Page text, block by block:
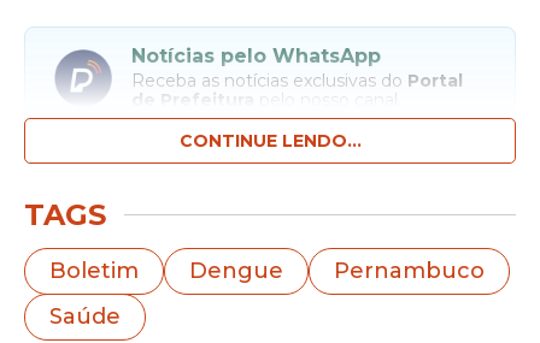
Notícias pelo WhatsApp
Receba as notícias exclusivas do Portal
de Prefeitura
pelo nosso canal.
Entrar no canal
notificados de dengue, representando
uma diminuição de 73,2% em comparação
ao mesmo período do ano anterior no
CONTINUE LENDO...
TAGS
Boletim Dengue
Pernambuco
Saúde